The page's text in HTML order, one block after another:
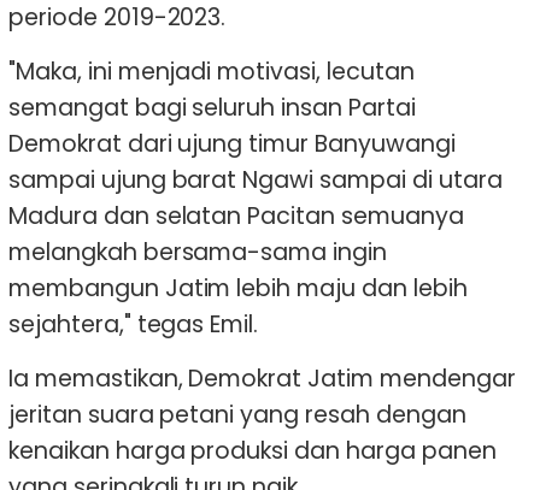
periode 2019-2023.
"Maka, ini menjadi motivasi, lecutan
semangat bagi seluruh insan Partai
Demokrat dari ujung timur Banyuwangi
sampai ujung barat Ngawi sampai di utara
Madura dan selatan Pacitan semuanya
melangkah bersama-sama ingin
membangun Jatim lebih maju dan lebih
sejahtera," tegas Emil.
Ia memastikan, Demokrat Jatim mendengar
jeritan suara petani yang resah dengan
kenaikan harga produksi dan harga panen